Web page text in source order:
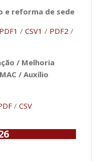
e reforma de sede
PDF1 /CSV1 / PDF2 /
/ Melhoria
/ Auxílio
/CSV